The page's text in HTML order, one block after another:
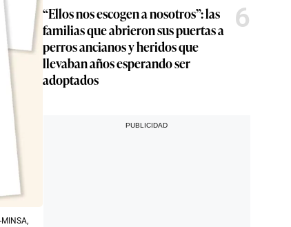
“Ellos nos escogen a nosotros”: las
familias que abrieron sus puertas a
perros ancianos y heridos que
llevaban años esperando ser
adoptados
6